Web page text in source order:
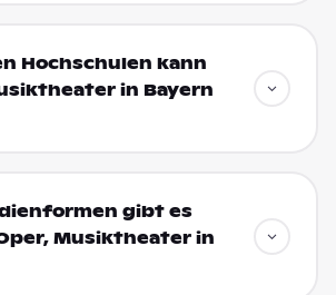
Hochschulen kann
in Bayern
gibt es
Musiktheater in